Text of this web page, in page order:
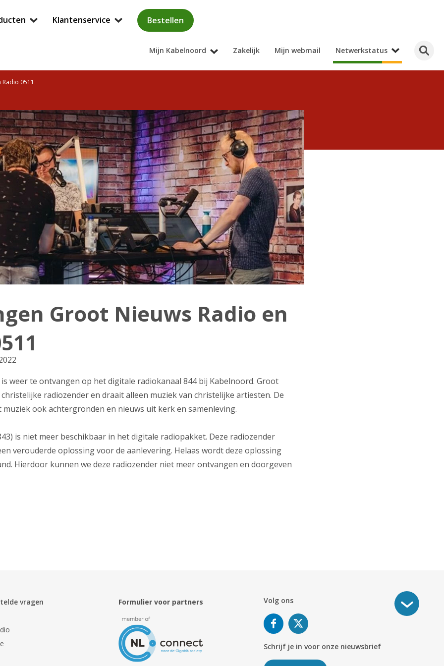
Klantenservice Bestellen
Mijn Kabelnoord Zakelijk Mijn webmail Netwerkstatus
0511
Groot Nieuws Radio en
weer te ontvangen op het digitale radiokanaal 844 bij Kabelnoord. Groot
radiozender en draait alleen muziek van christelijke artiesten. De
ook achtergronden en nieuws uit kerk en samenleving.
is niet meer beschikbaar in het digitale radiopakket. Deze radiozender
verouderde oplossing voor de aanlevering. Helaas wordt deze oplossing
Hierdoor kunnen we deze radiozender niet meer ontvangen en doorgeven
vragen Formulier voor partners Volg ons
Schrijf je in voor onze nieuwsbrief